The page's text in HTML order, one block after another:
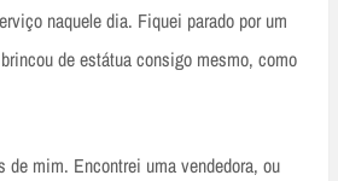
naquele dia. Fiquei parado por um
de estátua consigo mesmo, como
de mim. Encontrei uma vendedora, ou